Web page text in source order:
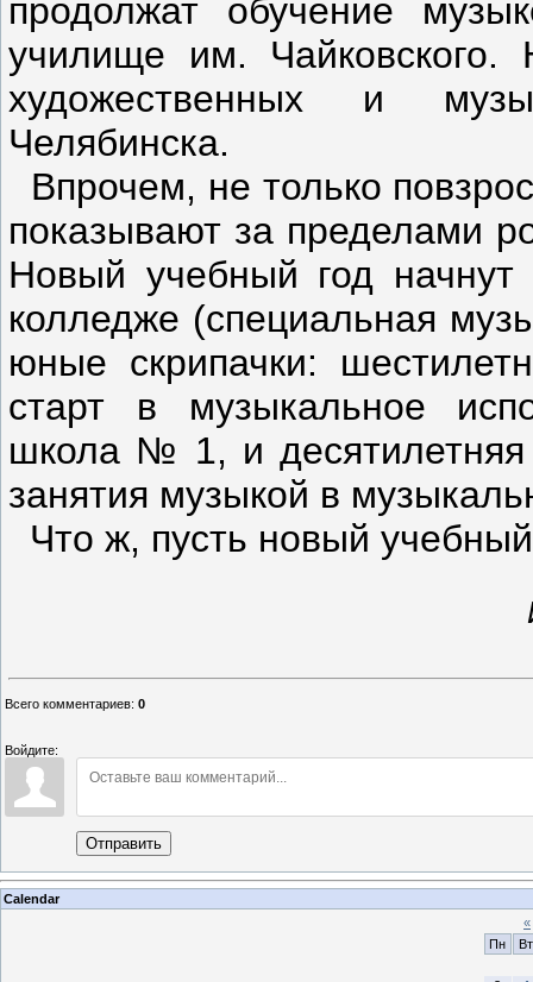
продолжат обучение
училище им. Чайковского.
художественных и
Челябинска.
Впрочем, не только
показывают за пределами
Новый учебный год начнут
колледже (специальная
юные скрипачки:
старт в музыкальное
школа № 1, и
занятия музыкой в
Что ж, пусть новый
Всего комментариев: 0
Войдите:
Отправить
Calendar
«
Пн
Вт